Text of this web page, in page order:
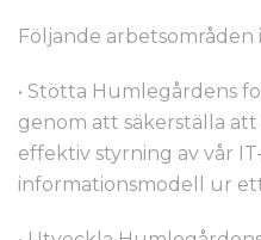
Följande arbetsområden
• Stötta Humlegårdens
genom att säkerställa
effektiv styrning av vår
informationsmodell ur